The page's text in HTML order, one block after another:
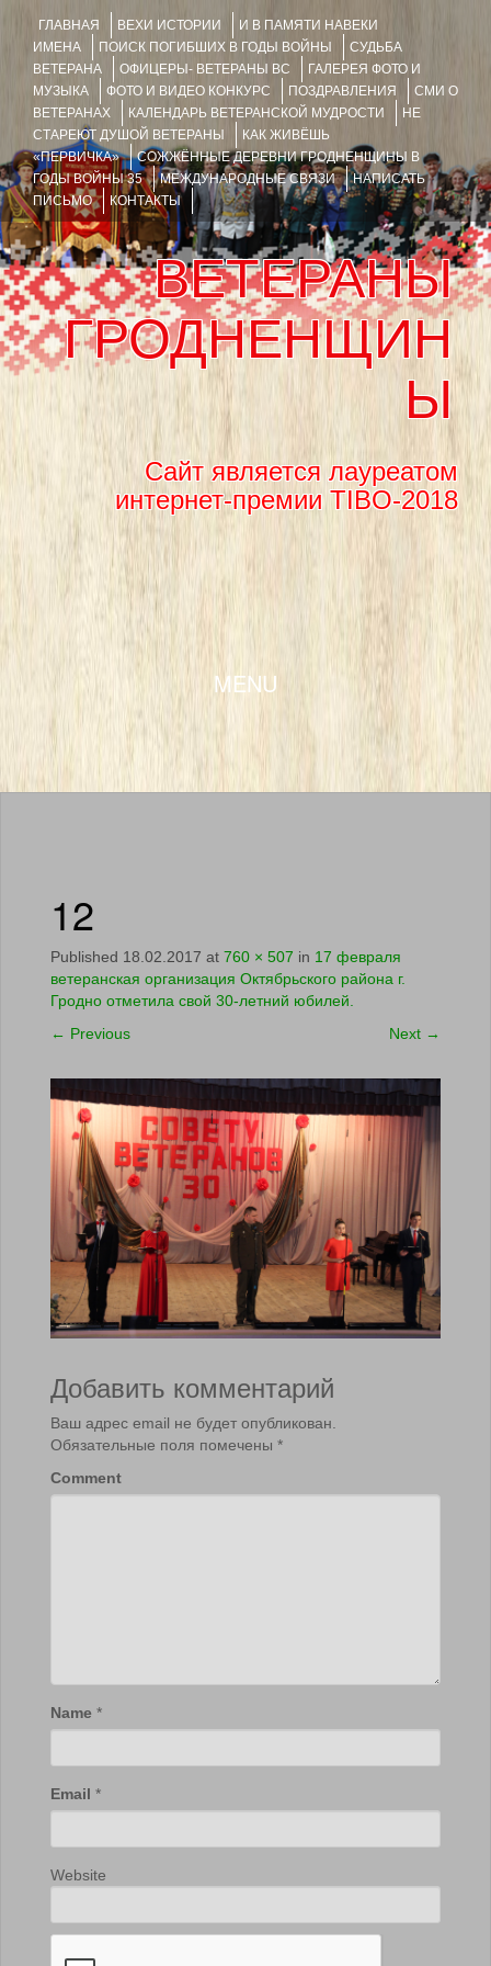
ГЛАВНАЯ ВЕХИ ИСТОРИИ
И В ПАМЯТИ НАВЕКИ
ИМЕНА
ПОИСК ПОГИБШИХ В ГОДЫ ВОЙНЫ
СУДЬБА
ВЕТЕРАНА
ОФИЦЕРЫ- ВЕТЕРАНЫ ВС
ГАЛЕРЕЯ ФОТО И
МУЗЫКА
ФОТО И ВИДЕО КОНКУРС ПОЗДРАВЛЕНИЯ
СМИ О
ВЕТЕРАНАХ
КАЛЕНДАРЬ ВЕТЕРАНСКОЙ МУДРОСТИ
НЕ
СТАРЕЮТ ДУШОЙ ВЕТЕРАНЫ
КАК ЖИВЁШЬ
«ПЕРВИЧКА»
СОЖЖЁННЫЕ ДЕРЕВНИ ГРОДНЕНЩИНЫ В
ГОДЫ ВОЙНЫ 35
МЕЖДУНАРОДНЫЕ СВЯЗИ
НАПИСАТЬ
ПИСЬМО
КОНТАКТЫ
ВЕТЕРАНЫ
ГРОДНЕНЩИН
Ы
Сайт является лауреатом
интернет-премии TIBO-2018
MENU
SKIP TO CONTENT
12
Published 18.02.2017 at 760 × 507 in 17 февраля
ветеранская организация Октябрьского района г.
Гродно отметила свой 30-летний юбилей.
← Previous Next →
Добавить комментарий
Ваш адрес email не будет опубликован.
Обязательные поля помечены *
Comment
Name *
Email *
Website